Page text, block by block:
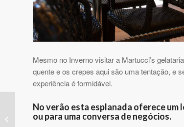
Mesmo no Inverno visitar a Martucci’s
quente e os crepes aqui são uma tentação, e
experiência é formidável.
No verão esta esplanada oferece um
ou para uma conversa de negócios.
Sogrape é a melhor do mundo